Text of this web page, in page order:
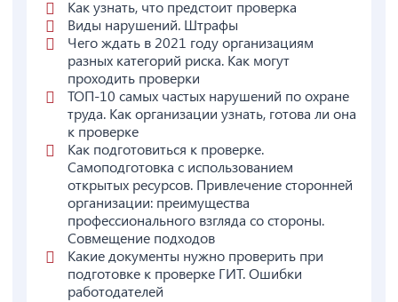
Как узнать, что предстоит проверка
Виды нарушений. Штрафы
Чего ждать в 2021 году организациям
разных категорий риска. Как могут
проходить проверки
ТОП-10 самых частых нарушений по охране
труда. Как организации узнать, готова ли она
к проверке
Как подготовиться к проверке.
Самоподготовка с использованием
открытых ресурсов. Привлечение сторонней
организации: преимущества
профессионального взгляда со стороны.
Совмещение подходов
Какие документы нужно проверить при
подготовке к проверке ГИТ. Ошибки
работодателей